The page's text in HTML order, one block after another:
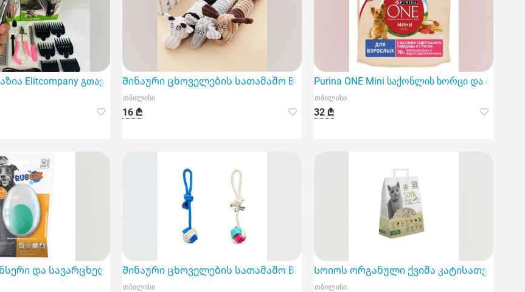
Elitcompany გთავაზობთ ძაღლის ბეწვის საკრეჭს
Შინაური ცხოველების სათამაშო BH-261 22 სმ
თბილისი
16 ₾
Purina ONE Mini საქონლის ხორცი და ბრინჯი
თბილისი
32 ₾
და სავარცხელი M-Pets Rubeaz 11, 5x7, 5სმ
Შინაური ცხოველების სათამაშო BH-71 35 სმ
თბილისი
Სოიოს ორგანული ქვიშა კატისათვის M-
თბილისი